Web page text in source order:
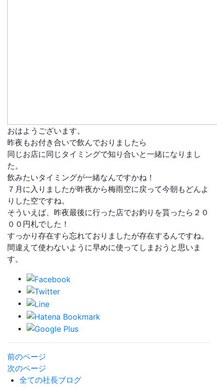
おはようございます。
昨夜もお付き合いで飲んでおりましたら
同じお店に同じタイミングで知り合いと一緒になりまし
た。
飲みたいタイミングが一緒なんですかね！
７月に入りましたが昨夜から梅雨空に戻って今朝もどんよ
りした空ですね。
そういえば、昨夜最後に行った店でお釣りを貰ったら２０
００円札でした！
すっかり存在すら忘れておりましたが存在するんですね。
間違えて使わないように早めに使ってしまおうと思いま
す。
前のページ
次のページ
全ての社長ブログ